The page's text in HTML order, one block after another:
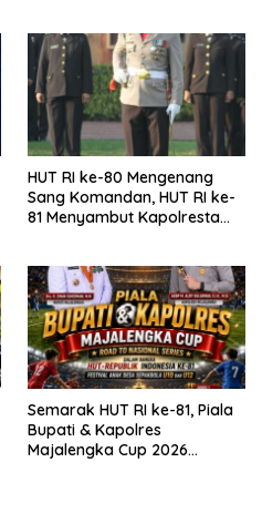
HUT RI ke-80 Mengenang
Sang Komandan, HUT RI ke-
81 Menyambut Kapolresta
Semarak HUT RI ke-81, Piala
Bupati & Kapolres
Majalengka Cup 2026